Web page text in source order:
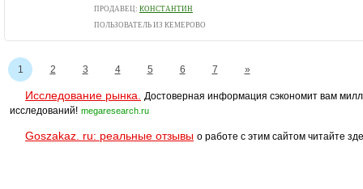
ПРОДАВЕЦ: КОНСТАНТИН
ПОЛЬЗОВАТЕЛЬ ИЗ КЕМЕРОВО
1 2 3 4 5 6 7 »
Исследование рынка.
Достоверная информация сэкономит вам
исследований! megaresearch.ru
Goszakaz. ru: реальные отзывы о работе с этим сайтом читайте